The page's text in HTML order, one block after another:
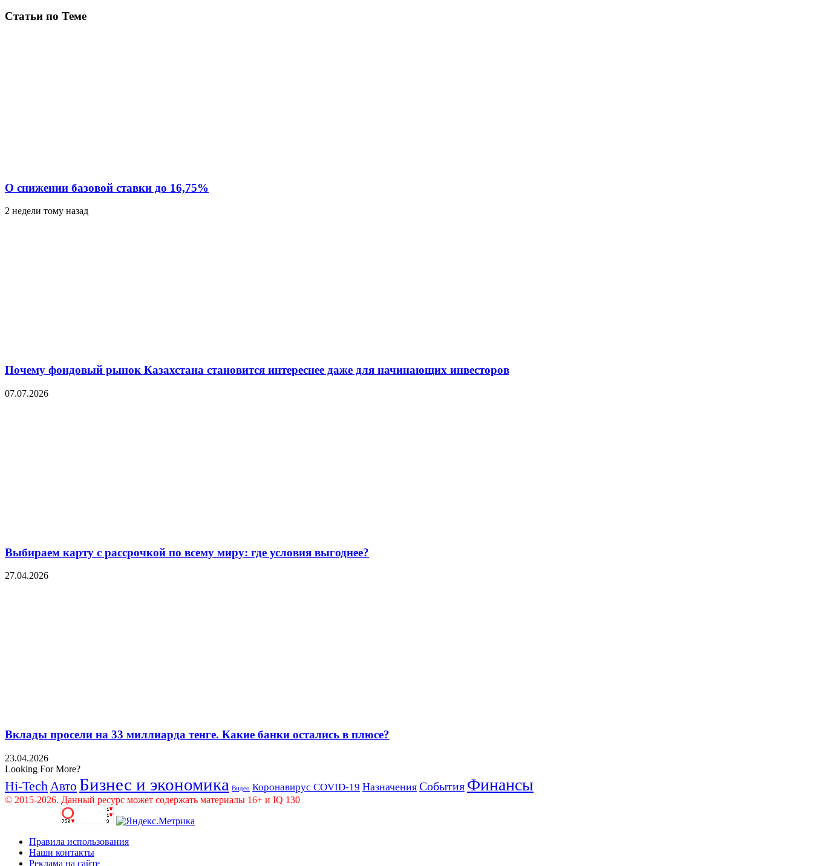
Статьи по Теме
О снижении базовой ставки до 16,75%
2 недели тому назад
Почему фондовый рынок Казахстана становится интереснее даже для начинающих инвесторов
07.07.2026
Выбираем карту с рассрочкой по всему миру: где условия выгоднее?
27.04.2026
Вклады просели на 33 миллиарда тенге. Какие банки остались в плюсе?
23.04.2026
Looking For More?
Hi-Tech Авто Бизнес и экономика Видео Коронавирус COVID-19 Назначения События Финансы
© 2015-2026. Данный ресурс может содержать материалы 16+ и IQ 130
Правила использования
Наши контакты
Реклама на сайте